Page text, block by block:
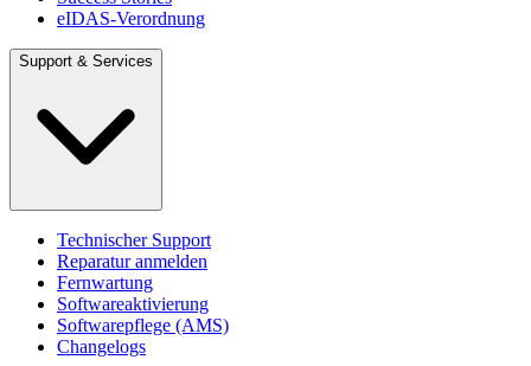
eIDAS-Verordnung
Support & Services
Technischer Support
Reparatur anmelden
Fernwartung
Softwareaktivierung
Softwarepflege (AMS)
Changelogs